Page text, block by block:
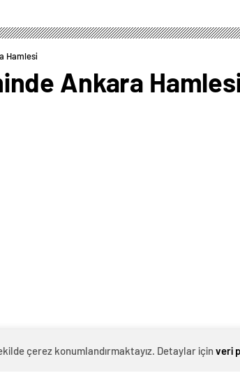
Hamlesi
Ankara
çerez konumlandırmaktayız. Detaylar için veri